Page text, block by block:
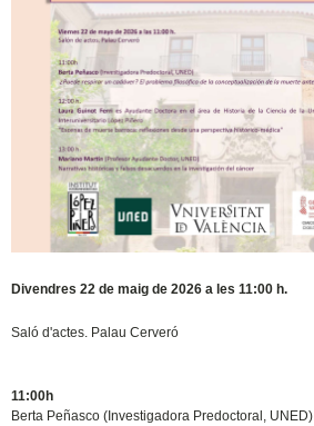
Divendres 22 de maig de 2026 a les 11:00 h.
Saló d'actes. Palau Cerveró
11:00h
Berta Peñasco (Investigadora Predoctoral, UNED)